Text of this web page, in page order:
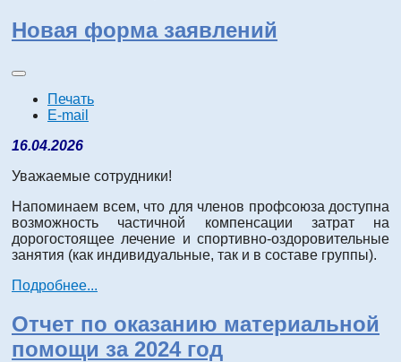
Новая форма заявлений
Печать
E-mail
16.04.2026
Уважаемые сотрудники!
Напоминаем всем, что для членов профсоюза доступна
возможность частичной компенсации затрат на
дорогостоящее лечение и спортивно-оздоровительные
занятия (как индивидуальные, так и в составе группы).
Подробнее...
Отчет по оказанию материальной
помощи за 2024 год